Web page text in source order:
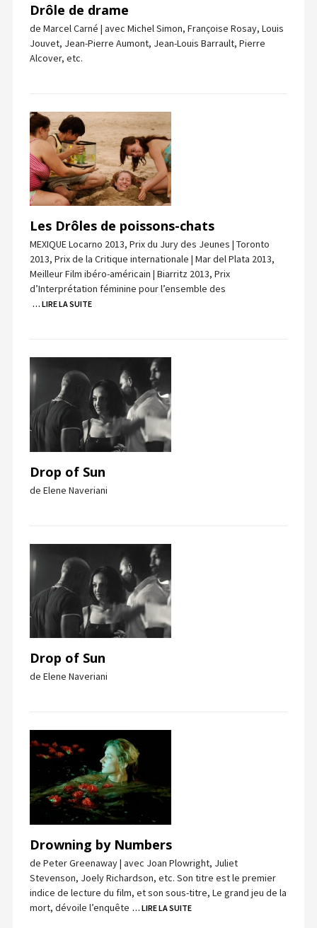
Drôle de drame
de Marcel Carné | avec Michel Simon, Françoise Rosay, Louis
Jouvet, Jean-Pierre Aumont, Jean-Louis Barrault, Pierre
Alcover, etc.
Les Drôles de poissons-chats
MEXIQUE Locarno 2013, Prix du Jury des Jeunes | Toronto
2013, Prix de la Critique internationale | Mar del Plata 2013,
Meilleur Film ibéro-américain | Biarritz 2013, Prix
d’Interprétation féminine pour l’ensemble des
… LIRE LA SUITE
Drop of Sun
de Elene Naveriani
Drop of Sun
de Elene Naveriani
Drowning by Numbers
de Peter Greenaway | avec Joan Plowright, Juliet
Stevenson, Joely Richardson, etc. Son titre est le premier
indice de lecture du film, et son sous-titre, Le grand jeu de la
mort, dévoile l’enquête … LIRE LA SUITE